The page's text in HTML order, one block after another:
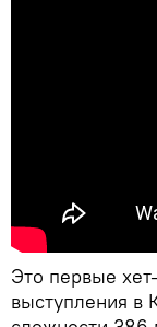
Это первые
выступления в